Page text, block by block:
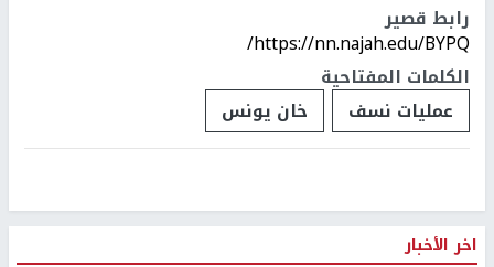
رابط قصير
https://nn.najah.edu/BYPQ/
الكلمات المفتاحية
عمليات نسف
خان يونس
اخر الأخبار